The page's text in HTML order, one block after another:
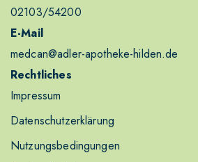
02103/54200
E-Mail
medcan@adler-apotheke-hilden.de
Rechtliches
Impressum
Datenschutzerklärung
Nutzungsbedingungen